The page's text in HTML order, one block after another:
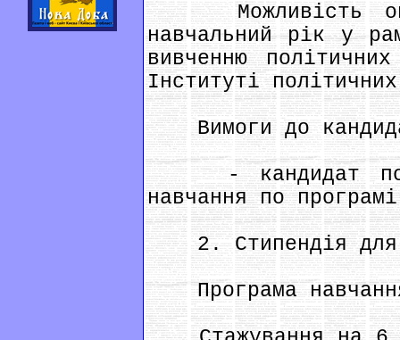
Можливість
навчальний рік у
вивченню
Інституті
Вимоги до
- кандидат
навчання по
2. Стипендія для
Програма